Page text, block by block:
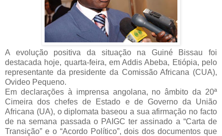
A evolução positiva da situação na Guiné Bissau foi
destacada hoje, quarta-feira, em Addis Abeba, Etiópia, pelo
representante da presidente da Comissão Africana (CUA),
Ovideo Pequeno.
Em declarações à imprensa angolana, no âmbito da 20ª
Cimeira dos chefes de Estado e de Governo da União
Africana (UA), o diplomata baseou a sua afirmação no facto
de na semana passada o PAIGC ter assinado a “Carta de
Transição” e o “Acordo Político”, dois dos documentos que